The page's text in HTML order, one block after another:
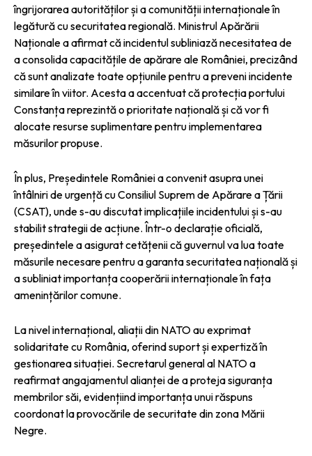
îngrijorarea autorităților și a comunității internaționale în
legătură cu securitatea regională. Ministrul Apărării
Naționale a afirmat că incidentul subliniază necesitatea de
a consolida capacitățile de apărare ale României, precizând
că sunt analizate toate opțiunile pentru a preveni incidente
similare în viitor. Acesta a accentuat că protecția portului
Constanța reprezintă o prioritate națională și că vor fi
alocate resurse suplimentare pentru implementarea
măsurilor propuse.
În plus, Președintele României a convenit asupra unei
întâlniri de urgență cu Consiliul Suprem de Apărare a Țării
(CSAT), unde s-au discutat implicațiile incidentului și s-au
stabilit strategii de acțiune. Într-o declarație oficială,
președintele a asigurat cetățenii că guvernul va lua toate
măsurile necesare pentru a garanta securitatea națională și
a subliniat importanța cooperării internaționale în fața
amenințărilor comune.
La nivel internațional, aliații din NATO au exprimat
solidaritate cu România, oferind suport și expertiză în
gestionarea situației. Secretarul general al NATO a
reafirmat angajamentul alianței de a proteja siguranța
membrilor săi, evidențiind importanța unui răspuns
coordonat la provocările de securitate din zona Mării
Negre.